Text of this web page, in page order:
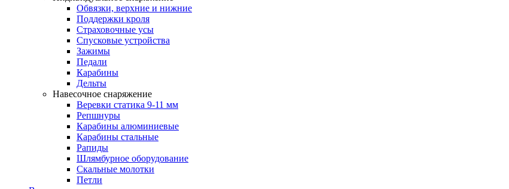
Обвязки, верхние и нижние
Поддержки кроля
Страховочные усы
Спусковые устройства
Зажимы
Педали
Карабины
Дельты
Навесочное снаряжение
Веревки статика 9-11 мм
Репшнуры
Карабины алюминиевые
Карабины стальные
Рапиды
Шлямбурное оборудование
Скальные молотки
Петли